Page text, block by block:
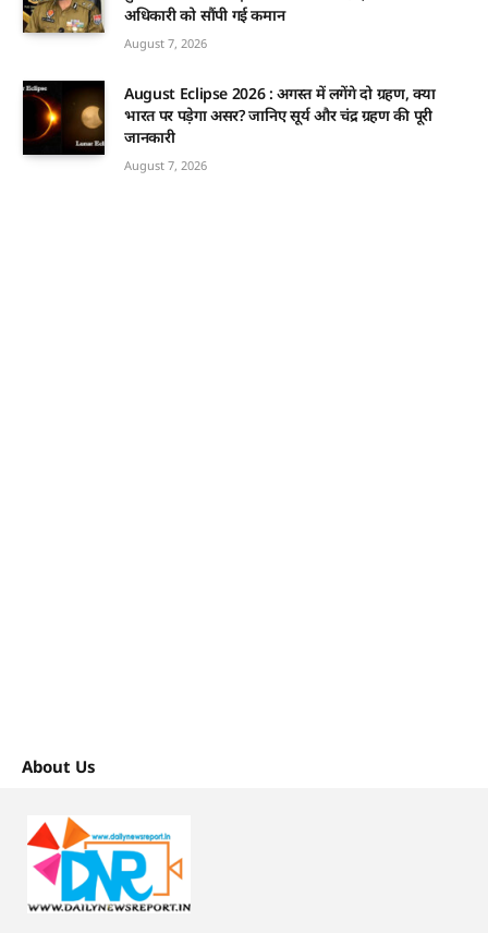
अधिकारी को सौंपी गई कमान
August 7, 2026
August Eclipse 2026 : अगस्त में लगेंगे दो ग्रहण, क्या
भारत पर पड़ेगा असर? जानिए सूर्य और चंद्र ग्रहण की पूरी
जानकारी
August 7, 2026
About Us